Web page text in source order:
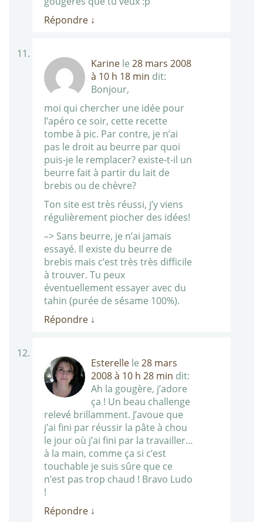
Répondre ↓
Karine le 28 mars 2008
à 10 h 18 min dit:
Bonjour,
moi qui chercher une idée pour
l’apéro ce soir, cette recette
tombe à pic. Par contre, je n’ai
pas le droit au beurre par quoi
puis-je le remplacer? existe-t-il un
beurre fait à partir du lait de
brebis ou de chèvre?
Ton site est très réussi, j’y viens
régulièrement piocher des idées!
–> Sans beurre, je n’ai jamais
essayé. Il existe du beurre de
brebis mais c’est très très difficile
à trouver. Tu peux
éventuellement essayer avec du
tahin (purée de sésame 100%).
Répondre ↓
Esterelle le 28 mars
2008 à 10 h 28 min dit:
Ah la gougère, j’adore
ça ! Un beau challenge
relevé brillamment. J’avoue que
j’ai fini par réussir la pâte à chou
le jour où j’ai fini par la travailler…
à la main, comme ça si c’est
touchable je suis sûre que ce
n’est pas trop chaud ! Bravo Ludo
!
Répondre ↓